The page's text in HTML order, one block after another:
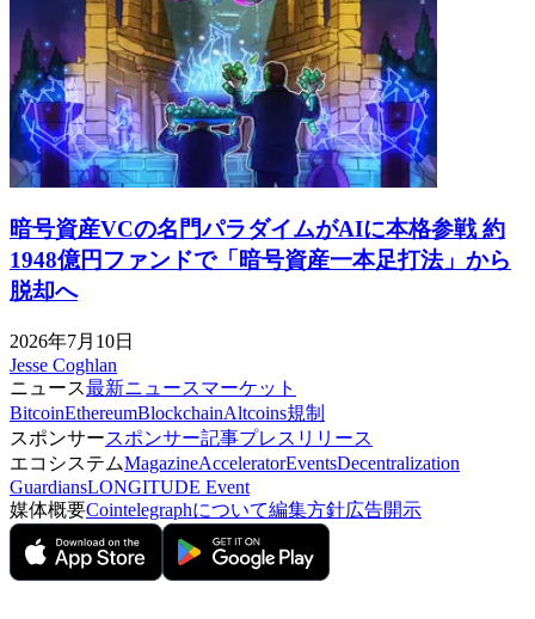
暗号資産VCの名門パラダイムがAIに本格参戦 約
1948億円ファンドで「暗号資産一本足打法」から
脱却へ
2026年7月10日
Jesse Coghlan
ニュース最新ニュースマーケット
BitcoinEthereumBlockchainAltcoins規制
スポンサースポンサー記事プレスリリース
エコシステムMagazineAcceleratorEventsDecentralization
GuardiansLONGITUDE Event
媒体概要Cointelegraphについて編集方針広告開示